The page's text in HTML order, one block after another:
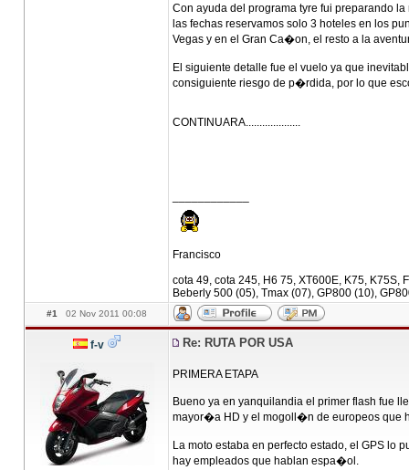
Con ayuda del programa tyre fui preparando
las fechas reservamos solo 3 hoteles en los
Vegas y en el Gran Ca�on, el resto a la
El siguiente detalle fue el vuelo ya que
consiguiente riesgo de p�rdida, por lo que
CONTINUARA....................
Francisco
cota 49, cota 245, H6 75, XT600E, K75, K75S,
Beberly 500 (05), Tmax (07), GP800 (10),
#1 02 Nov 2011 00:08
f-v Re: RUTA POR USA
PRIMERA ETAPA
Bueno ya en yanquilandia el primer flash fue
mayor�a HD y el mogoll�n de europeos que
La moto estaba en perfecto estado, el GPS lo
hay empleados que hablan espa�ol.